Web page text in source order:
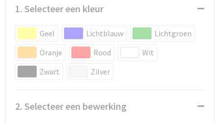
1. Selecteer een kleur
Geel Lichtblauw
Lichtgroen
Oranje
Rood
Wit
Zwart
Zilver
2. Selecteer een bewerking